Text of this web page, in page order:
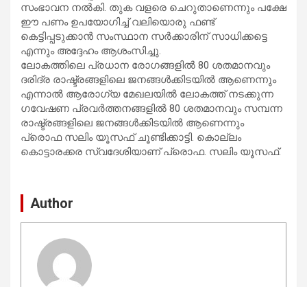
സംഭാവന നൽകി. തുക വളരെ ചെറുതാണെന്നും പക്ഷേ
ഈ പണം ഉപയോഗിച്ച് വലിയൊരു ഫണ്ട്
കെട്ടിപ്പടുക്കാൻ സംസ്ഥാന സർക്കാരിന് സാധിക്കട്ടെ
എന്നും അദ്ദേഹം ആശംസിച്ചു.
ലോകത്തിലെ പ്രധാന രോഗങ്ങളിൽ 80 ശതമാനവും
ദരിദ്ര രാഷ്ട്രങ്ങളിലെ ജനങ്ങൾക്കിടയിൽ ആണെന്നും
എന്നാൽ ആരോഗ്യ മേഖലയിൽ ലോകത്ത് നടക്കുന്ന
ഗവേഷണ പ്രവർത്തനങ്ങളിൽ 80 ശതമാനവും സമ്പന്ന
രാഷ്ട്രങ്ങളിലെ ജനങ്ങൾക്കിടയിൽ ആണെന്നും
പ്രൊഫ സലിം യൂസഫ് ചൂണ്ടിക്കാട്ടി. കൊല്ലം
കൊട്ടാരക്കര സ്വദേശിയാണ് പ്രൊഫ. സലിം യൂസഫ്.
Author